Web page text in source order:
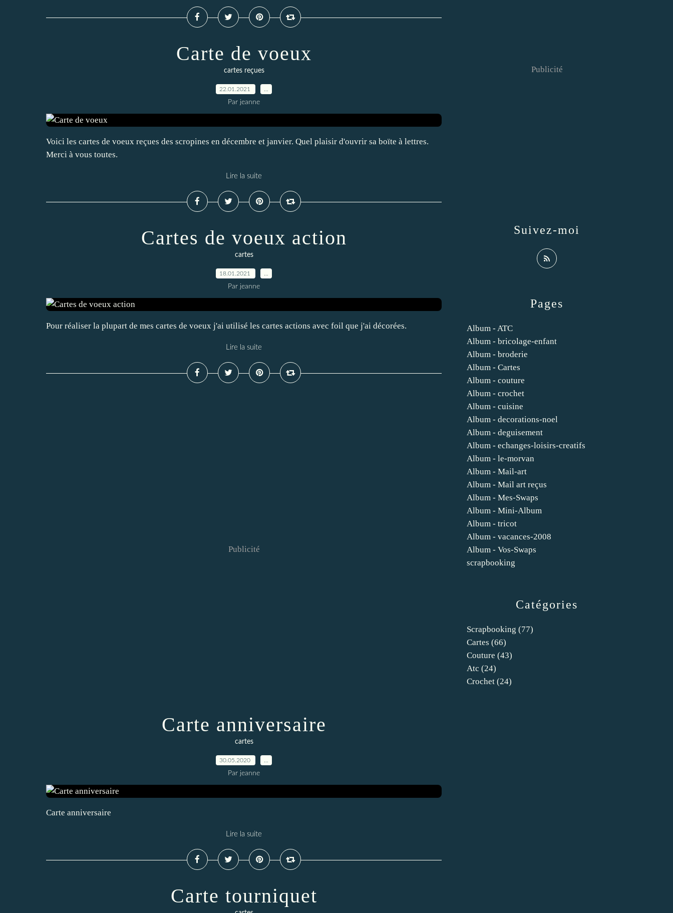
Carte de voeux
cartes reçues
22.01.2021
Par jeanne
Voici les cartes de voeux reçues des scropines en décembre et janvier. Quel plaisir d'ouvrir sa boïte à lettres.
Merci à vous toutes.
Lire la suite
Cartes de voeux action
cartes
18.01.2021
Par jeanne
Pour réaliser la plupart de mes cartes de voeux j'ai utilisé les cartes actions avec foil que j'ai décorées.
Lire la suite
Publicité
Carte anniversaire
cartes
30.05.2020
Par jeanne
Carte anniversaire
Lire la suite
Carte tourniquet
Catégories
Scrapbooking (77)
Cartes (66)
Couture (43)
Atc (24)
Crochet (24)
Pages
Album - ATC
Album - bricolage-enfant
Album - broderie
Album - Cartes
Album - couture
Album - crochet
Album - cuisine
Album - decorations-noel
Album - deguisement
Album - echanges-loisirs-creatifs
Album - le-morvan
Album - Mail-art
Album - Mail art reçus
Album - Mes-Swaps
Album - Mini-Album
Album - tricot
Album - vacances-2008
Album - Vos-Swaps
scrapbooking
Suivez-moi
Publicité